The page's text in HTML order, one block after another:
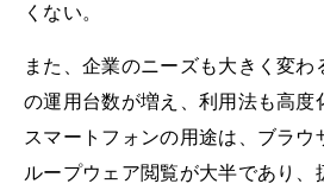
くない。
また、企業のニーズも大きく変わ
の運用台数が増え、利用法も高度
スマートフォンの用途は、ブラ
ループウェア閲覧が大半であり、